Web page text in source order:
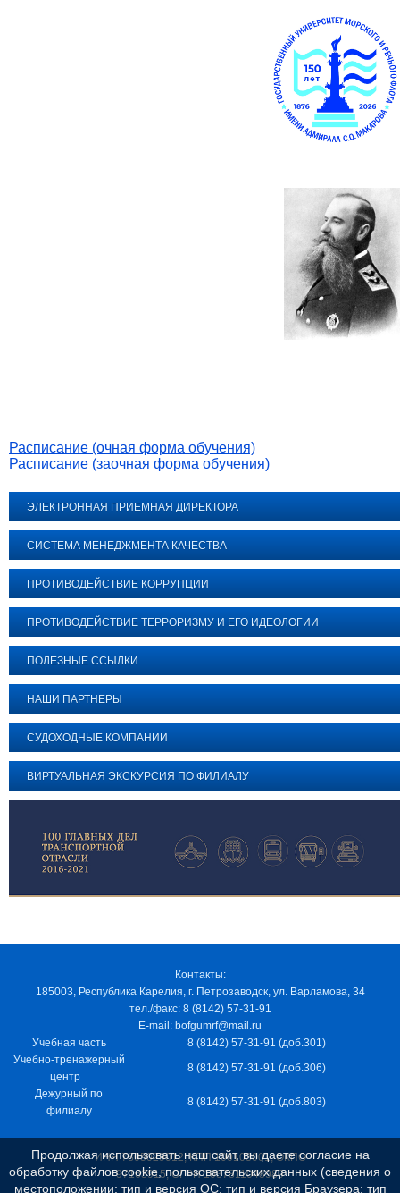
Расписание (очная форма обучения)
Расписание (заочная форма обучения)
ЭЛЕКТРОННАЯ ПРИЕМНАЯ ДИРЕКТОРА
СИСТЕМА МЕНЕДЖМЕНТА КАЧЕСТВА
ПРОТИВОДЕЙСТВИЕ КОРРУПЦИИ
ПРОТИВОДЕЙСТВИЕ ТЕРРОРИЗМУ И ЕГО ИДЕОЛОГИИ
ПОЛЕЗНЫЕ ССЫЛКИ
НАШИ ПАРТНЕРЫ
СУДОХОДНЫЕ КОМПАНИИ
ВИРТУАЛЬНАЯ ЭКСКУРСИЯ ПО ФИЛИАЛУ
Контакты:
185003, Республика Карелия, г. Петрозаводск, ул. Варламова, 34
тел./факс: 8 (8142) 57-31-91
E-mail: bofgumrf@mail.ru
Учебная часть
8 (8142) 57-31-91 (доб.301)
Учебно-тренажерный
центр
8 (8142) 57-31-91 (доб.306)
Дежурный по
филиалу
8 (8142) 57-31-91 (доб.803)
ИНН 7805029012, КПП 100103001, ОКПО
97163915, ОГРН 1037811048989
Продолжая использовать наш сайт, вы даете согласие на
обработку файлов cookie, пользовательских данных (сведения о
местоположении; тип и версия ОС; тип и версия Браузера; тип